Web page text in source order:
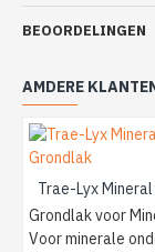
BEOORDELINGEN
AMDERE
Grondlak voor
Voor minerale